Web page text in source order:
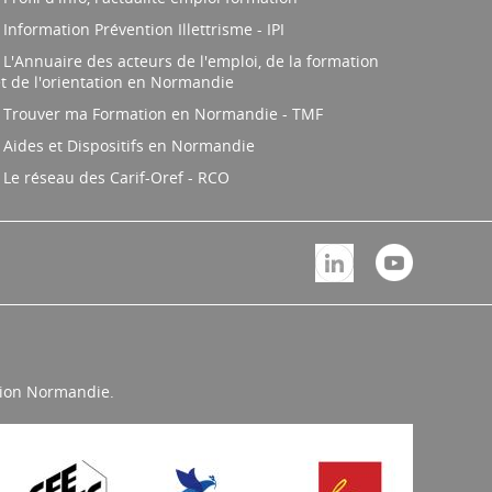
Information Prévention Illettrisme - IPI
L'Annuaire des acteurs de l'emploi, de la formation
de l'orientation en Normandie
Trouver ma Formation en Normandie - TMF
Aides et Dispositifs en Normandie
Le réseau des Carif-Oref - RCO
Normandie.